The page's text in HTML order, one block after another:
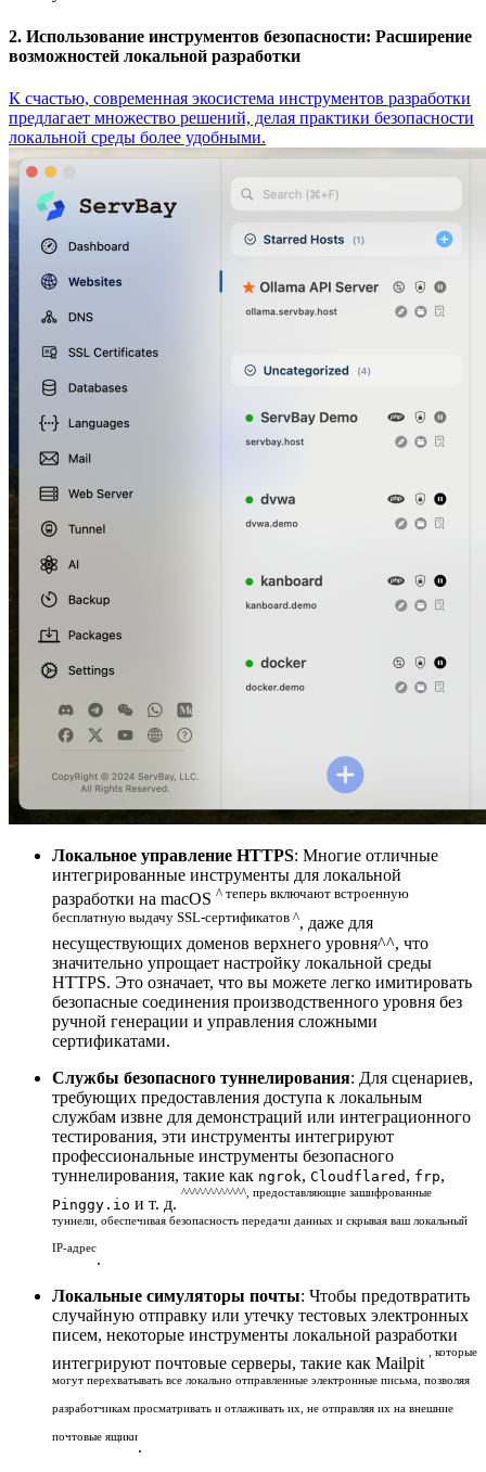
2. Использование инструментов безопасности: Расширение
возможностей локальной разработки
К счастью, современная экосистема инструментов разработки
предлагает множество решений, делая практики безопасности
локальной среды более удобными.
Локальное управление HTTPS: Многие отличные
интегрированные инструменты для локальной
разработки на macOS ^ теперь включают встроенную
бесплатную выдачу SSL-сертификатов ^, даже для
несуществующих доменов верхнего уровня^^, что
значительно упрощает настройку локальной среды
HTTPS. Это означает, что вы можете легко имитировать
безопасные соединения производственного уровня без
ручной генерации и управления сложными
сертификатами.
Службы безопасного туннелирования: Для сценариев,
требующих предоставления доступа к локальным
службам извне для демонстраций или интеграционного
тестирования, эти инструменты интегрируют
профессиональные инструменты безопасного
туннелирования, такие как ngrok, Cloudflared , frp,
Pinggy.io и т. д.
^^^^^^^^^^^^, предоставляющие зашифрованные
туннели, обеспечивая безопасность передачи данных и скрывая ваш локальный
IP-адрес
.
Локальные симуляторы почты: Чтобы предотвратить
случайную отправку или утечку тестовых электронных
писем, некоторые инструменты локальной разработки
интегрируют почтовые серверы, такие как Mailpit
, которые
могут перехватывать все локально отправленные электронные письма, позволяя
разработчикам просматривать и отлаживать их, не отправляя их на внешние
почтовые ящики
.